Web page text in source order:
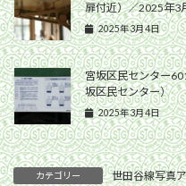
扉付近）／2025年3
2025年3月4日
宮坂区民センター
坂区民センター）
2025年3月4日
カテゴリー 世田谷線写真